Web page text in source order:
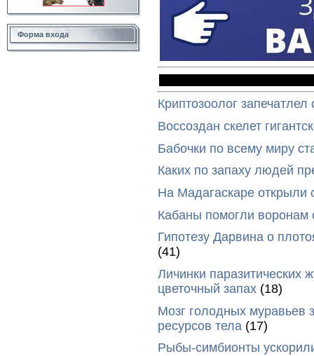
Форма входа
Криптозоолог
Воссоздан скелет
Бабочки по всему миру
Каких по запаху людей
На Мадагаскаре открыли
Кабаны помогли воронам
Гипотезу Дарвина о
(41)
Личинки паразитических
цветочный запах (18)
Мозг голодных муравьев
ресурсов тела (17)
Рыбы-симбионты